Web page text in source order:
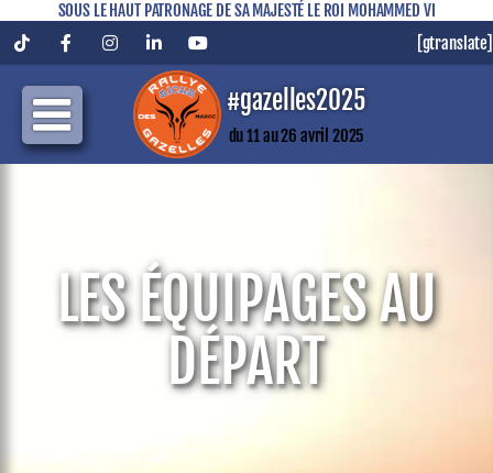
SOUS LE HAUT PATRONAGE DE SA MAJESTÉ LE ROI MOHAMMED VI
TiktokFacebookInstagramLinkedInYouTube [gtranslate]
#gazelles2025
du 11 au 26 avril 2025
LES ÉQUIPAGES AU
DÉPART